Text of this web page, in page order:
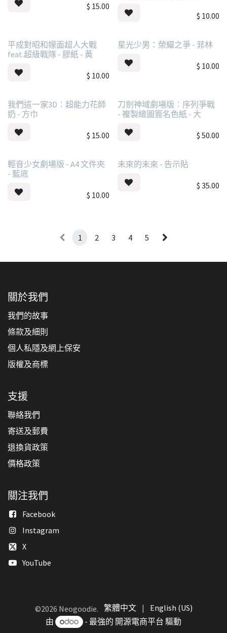
$ 15.00
$ 10.00
平成對昭和幪面超人大戰
feat.超級戰隊 - 膠紙 - 黃
$ 10.00
星光少男：榮耀之爭 - 菲林
$ 10.00
我們這一家3D：超能力花師
奶 - 方巾
$ 15.00
刀劍神域劇場版︰序列爭戰
- 複製繪圖簽名色紙 - 大
$ 50.00
輕音少女劇場版 - A4 文件夾
- 藍底
$ 10.00
未來的未來 - 告示貼
$ 35.00
1 2 3 4 5
關於我們
我們的故事
條款及細則
個人私隱及網上保安
版權及商標
支援
聯絡我們
寄送及郵費
退換貨政策
價格政策
關注我們
Facebook
Instagram
X
YouTube
©2026 Neogoodie. 繁體中文 |
English (US)
由
- 最強的 開源電商平台 驅動